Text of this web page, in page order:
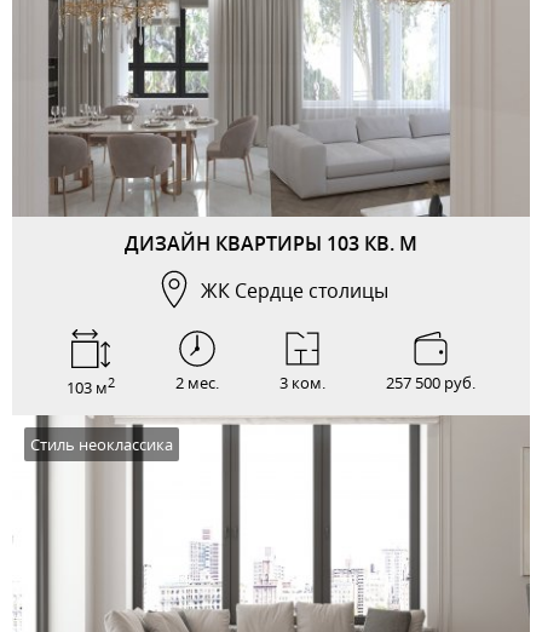
ДИЗАЙН КВАРТИРЫ 103 КВ. М
ЖК Сердце столицы
103 м2 2 мес. 3 ком. 257 500 руб.
Стиль неоклассика